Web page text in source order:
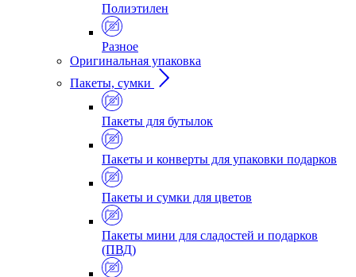
Полиэтилен
Разное
Оригинальная упаковка
Пакеты, сумки
Пакеты для бутылок
Пакеты и конверты для упаковки подарков
Пакеты и сумки для цветов
Пакеты мини для сладостей и подарков
(ПВД)